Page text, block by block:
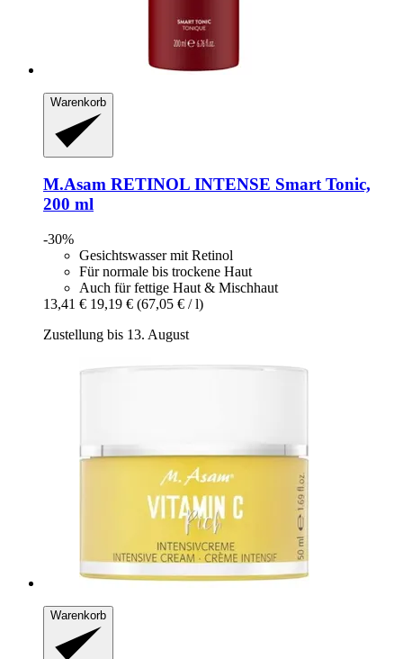
Warenkorb
M.Asam RETINOL INTENSE Smart Tonic,
200 ml
-30%
Gesichtswasser mit Retinol
Für normale bis trockene Haut
Auch für fettige Haut & Mischhaut
13,41 € 19,19 € (67,05 € / l)
Zustellung bis 13. August
Warenkorb